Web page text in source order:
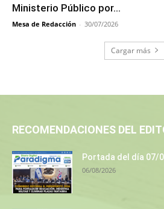
Ministerio Público por...
Mesa de Redacción - 30/07/2026
Cargar más
RECOMENDACIONES DEL
Portada del día 07/
06/08/2026